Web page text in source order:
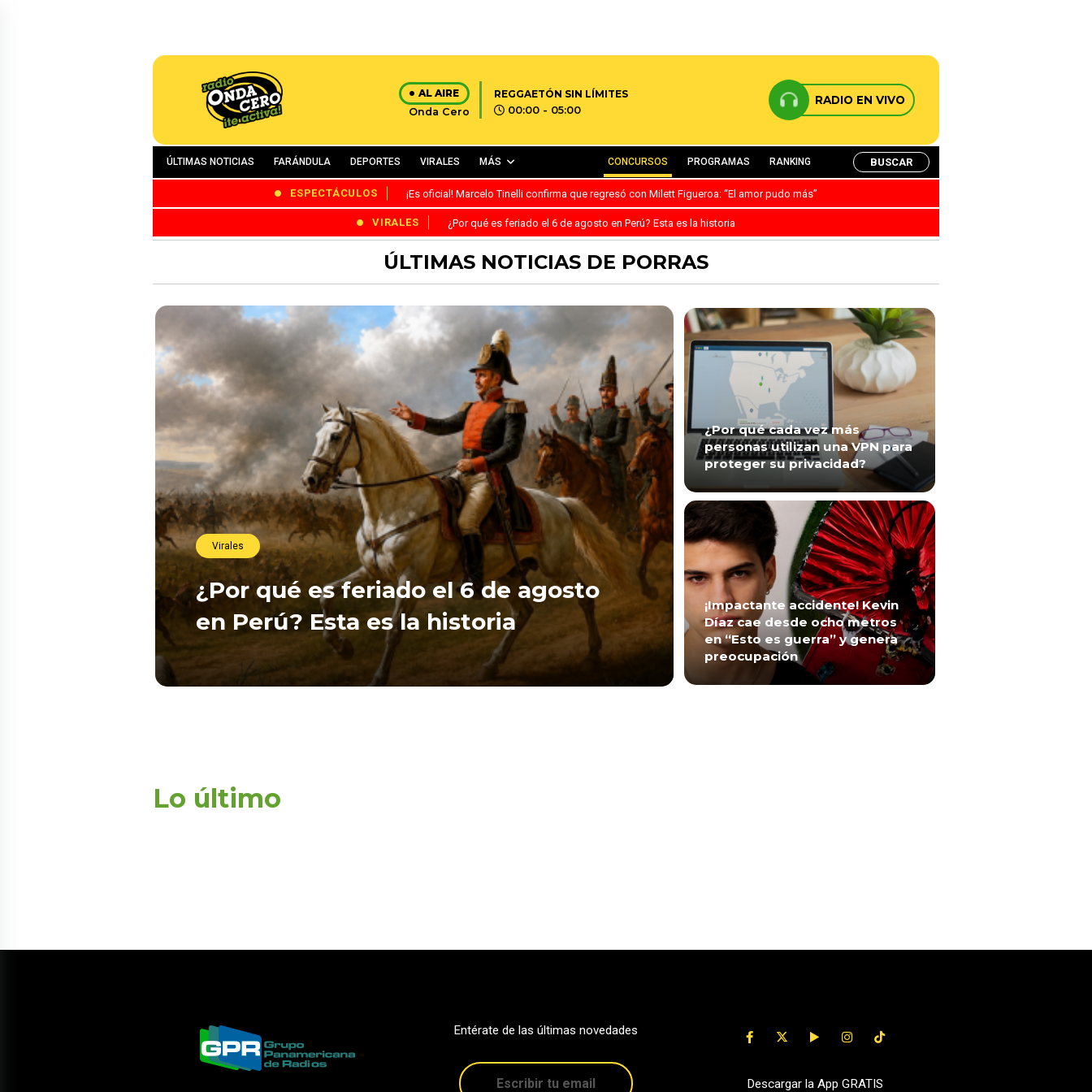
AL AIRE
Onda Cero
REGGAETÓN SIN LÍMITES
00:00 - 05:00
RADIO EN VIVO
ÚLTIMAS NOTICIAS FARÁNDULA DEPORTES VIRALES MÁS CONCURSOS PROGRAMAS RANKING BUSCAR
ESPECTÁCULOS ¡Es oficial! Marcelo Tinelli confirma que regresó con Milett Figueroa: “El amor pudo más”
VIRALES ¿Por qué es feriado el 6 de agosto en Perú? Esta es la historia
ÚLTIMAS NOTICIAS DE PORRAS
Virales
¿Por qué es feriado el 6 de agosto
en Perú? Esta es la historia
¿Por qué cada vez más
personas utilizan una VPN para
proteger su privacidad?
¡Impactante accidente! Kevin
Díaz cae desde ocho metros
en “Esto es guerra” y genera
preocupación
Lo último
Entérate de las últimas novedades
Descargar la App GRATIS